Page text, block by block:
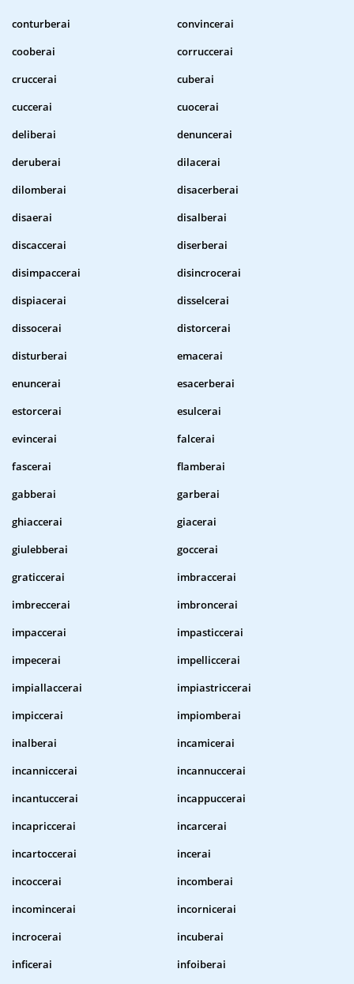
conturberai
convincerai
cooberai
corruccerai
cruccerai
cuberai
cuccerai
cuocerai
deliberai
denuncerai
deruberai
dilacerai
dilomberai
disacerberai
disaerai
disalberai
discaccerai
diserberai
disimpaccerai
disincrocerai
dispiacerai
disselcerai
dissocerai
distorcerai
disturberai
emacerai
enuncerai
esacerberai
estorcerai
esulcerai
evincerai
falcerai
fascerai
flamberai
gabberai
garberai
ghiaccerai
giacerai
giulebberai
goccerai
graticcerai
imbraccerai
imbreccerai
imbroncerai
impaccerai
impasticcerai
impecerai
impelliccerai
impiallaccerai
impiastriccerai
impiccerai
impiomberai
inalberai
incamicerai
incanniccerai
incannuccerai
incantuccerai
incappuccerai
incapriccerai
incarcerai
incartoccerai
incerai
incoccerai
incomberai
incomincerai
incornicerai
incrocerai
incuberai
inficerai
infoiberai